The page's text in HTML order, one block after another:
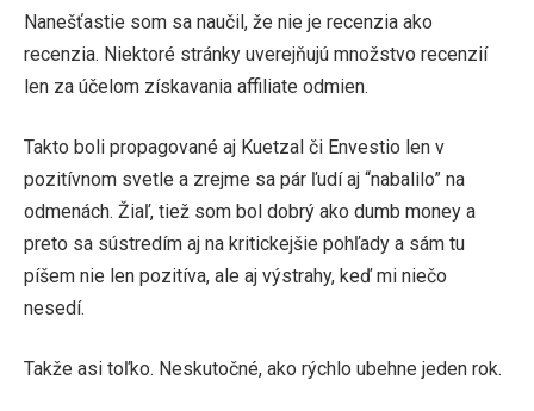
Nanešťastie som sa naučil, že nie je recenzia ako
recenzia. Niektoré stránky uverejňujú množstvo recenzií
len za účelom získavania affiliate odmien.
Takto boli propagované aj Kuetzal či Envestio len v
pozitívnom svetle a zrejme sa pár ľudí aj “nabalilo” na
odmenách. Žiaľ, tiež som bol dobrý ako dumb money a
preto sa sústredím aj na kritickejšie pohľady a sám tu
píšem nie len pozitíva, ale aj výstrahy, keď mi niečo
nesedí.
Takže asi toľko. Neskutočné, ako rýchlo ubehne jeden rok.